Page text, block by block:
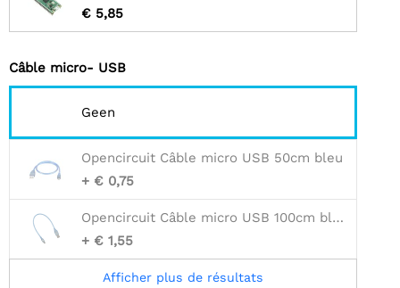
€ 5,85
Câble micro- USB
Geen
Opencircuit Câble micro USB 50cm bleu
+ € 0,75
Opencircuit Câble micro USB 100cm bleu - 30AWG
+ € 1,55
Afficher plus de résultats